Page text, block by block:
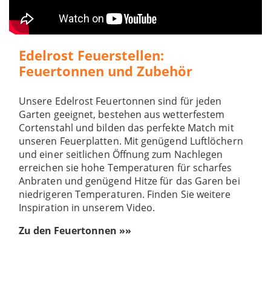
Edelrost Feuerstellen:
Feuertonnen und Zubehör
Unsere Edelrost Feuertonnen sind für jeden
Garten geeignet, bestehen aus wetterfestem
Cortenstahl und bilden das perfekte Match mit
unseren Feuerplatten. Mit genügend Luftlöchern
und einer seitlichen Öffnung zum Nachlegen
erreichen sie hohe Temperaturen für scharfes
Anbraten und genügend Hitze für das Garen bei
niedrigeren Temperaturen. Finden Sie weitere
Inspiration in unserem Video.
Zu den Feuertonnen »»